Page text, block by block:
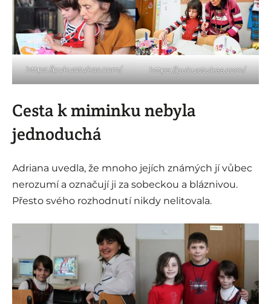
https://pukuotukas.com/ https://pukuotukas.com/
Cesta k miminku nebyla
jednoduchá
Adriana uvedla, že mnoho jejích známých jí vůbec
nerozumí a označují ji za sobeckou a bláznivou.
Přesto svého rozhodnutí nikdy nelitovala.